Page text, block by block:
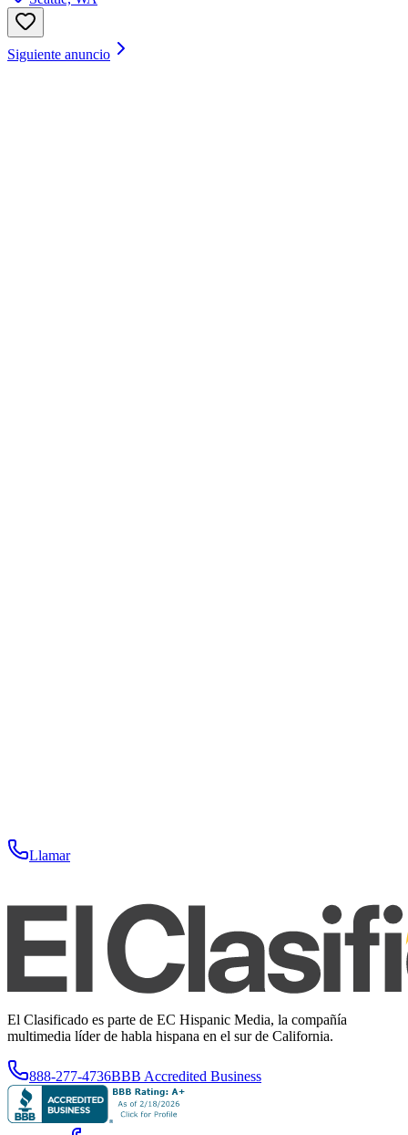
Siguiente anuncio
Llamar
El Clasificado es parte de EC Hispanic Media, la compañía
multimedia líder de habla hispana en el sur de California.
888-277-4736BBB Accredited Business